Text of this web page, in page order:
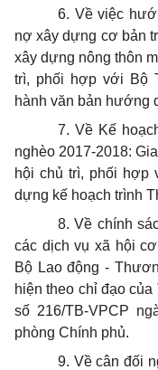
6. Về việc
nợ xây dựng cơ bản
xây dựng nông thôn
trì, phối hợp với Bộ
hành văn bản hướng
7. Về Kế
nghèo 2017-2018:
hội chủ trì, phối hợp
dựng kế hoạch trình
8. Về chính
các dịch vụ xã hội
Bộ Lao động -
hiện theo chỉ đạo
số 216/TB-VPCP
phòng Chính phủ.
9. Về cân đối